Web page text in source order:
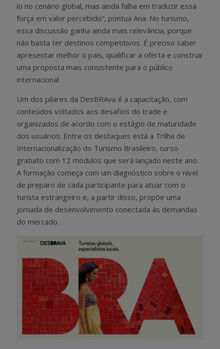
lo no cenário global, mas ainda falha em traduzir essa
força em valor percebido”, pontua Ana. No turismo,
essa discussão ganha ainda mais relevância, porque
não basta ter destinos competitivos. É preciso saber
apresentar melhor o país, qualificar a oferta e construir
uma proposta mais consistente para o público
internacional.
Um dos pilares da DesBRAva é a capacitação, com
conteúdos voltados aos desafios do trade e
organizados de acordo com o estágio de maturidade
dos usuários. Entre os destaques está a Trilha de
Internacionalização do Turismo Brasileiro, curso
gratuito com 12 módulos que será lançado neste ano.
A formação começa com um diagnóstico sobre o nível
de preparo de cada participante para atuar com o
turista estrangeiro e, a partir disso, propõe uma
jornada de desenvolvimento conectada às demandas
do mercado.